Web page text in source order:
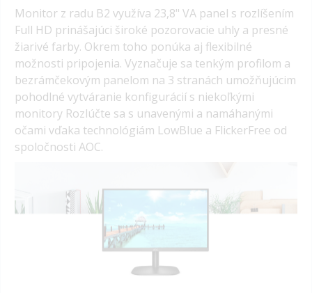
Monitor z radu B2 využíva 23,8" VA panel s rozlíšením
Full HD prinášajúci široké pozorovacie uhly a presné
žiarivé farby. Okrem toho ponúka aj flexibilné
možnosti pripojenia. Vyznačuje sa tenkým profilom a
bezrámčekovým panelom na 3 stranách umožňujúcim
pohodlné vytváranie konfigurácií s niekoľkými
monitory Rozlúčte sa s unavenými a namáhanými
očami vďaka technológiám LowBlue a FlickerFree od
spoločnosti AOC.